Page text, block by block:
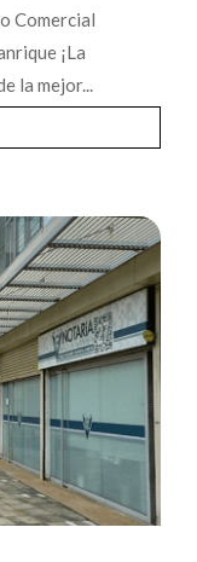
Comercial
¡La
la mejor...